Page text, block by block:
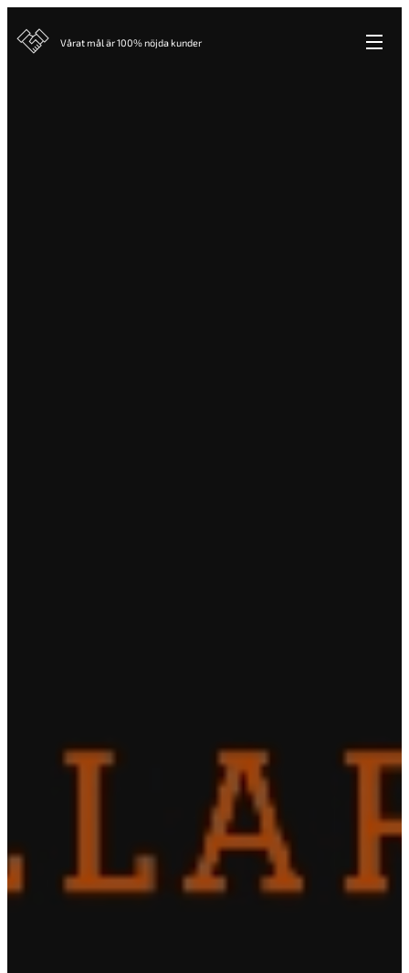
Vårat mål är 100% nöjda kunder